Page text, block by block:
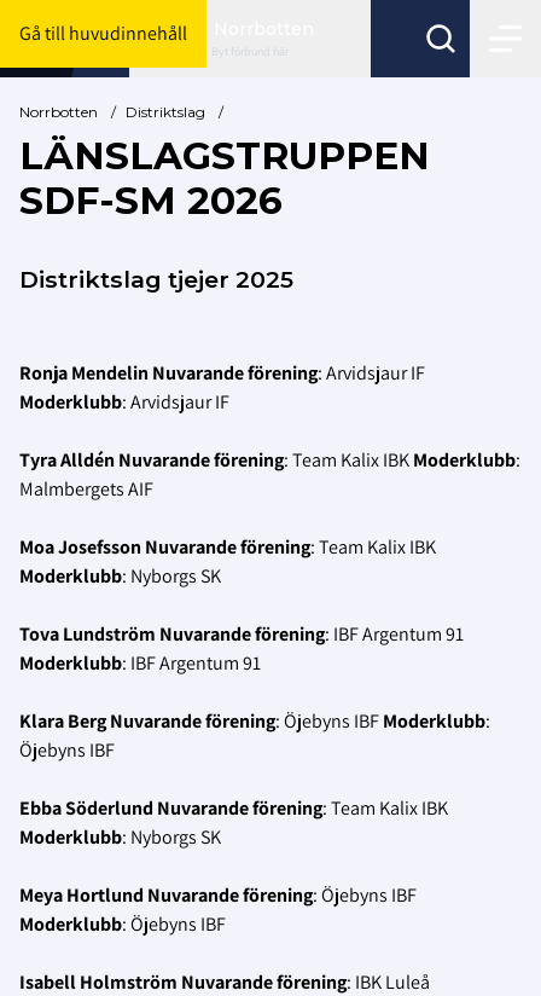
Gå till huvudinnehåll
Byt förbund här
Norrbotten / Distriktslag /
LÄNSLAGSTRUPPEN
SDF-SM 2026
Distriktslag tjejer 2025
Ronja MendelinNuvarande förening: Arvidsjaur IF
Moderklubb: Arvidsjaur IF
Tyra AlldénNuvarande förening: Team Kalix IBKModerklubb:
Malmbergets AIF
Moa JosefssonNuvarande förening: Team Kalix IBK
Moderklubb: Nyborgs SK
Tova Lundström Nuvarande förening: IBF Argentum 91
Moderklubb: IBF Argentum 91
Klara BergNuvarande förening: Öjebyns IBFModerklubb:
Öjebyns IBF
Ebba Söderlund Nuvarande förening: Team Kalix IBK
Moderklubb: Nyborgs SK
Meya Hortlund Nuvarande förening: Öjebyns IBF
Moderklubb: Öjebyns IBF
Isabell Holmström Nuvarande förening: IBK Luleå